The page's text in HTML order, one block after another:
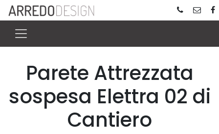
Parete Attrezzata
sospesa Elettra 02 di
Cantiero